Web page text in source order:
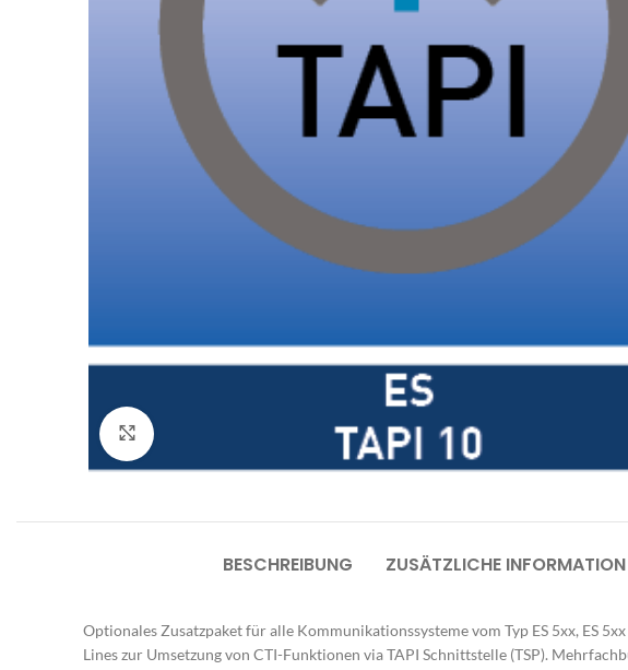
Büroausstattung
Abverkauf
Besuchersessel
Loungemöbel
Wartebereichmöbel
Outdoormöbel
Mülltrennsysteme
BESCHREIBUNG ZUSÄTZLICHE INFORMATION
Optionales Zusatzpaket für alle Kommunikationssysteme vom Typ ES 5xx, ES
Lines zur Umsetzung von CTI-Funktionen via TAPI Schnittstelle (TSP).